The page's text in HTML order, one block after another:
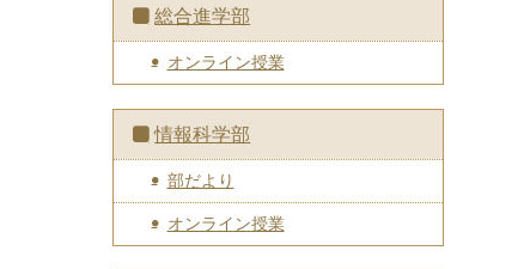
総合進学部
オンライン授業
情報科学部
部だより
オンライン授業